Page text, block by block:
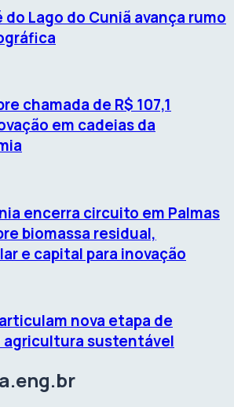
Lago do Cuniã avança rumo
chamada de R$ 107,1
em cadeias da
encerra circuito em Palmas
biomassa residual,
e capital para inovação
articulam nova etapa de
agricultura sustentável